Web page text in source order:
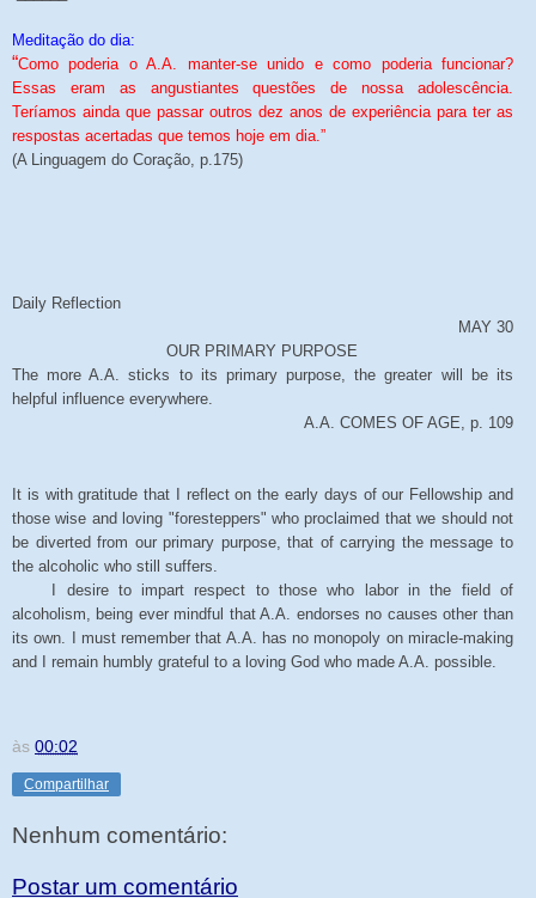
Meditação do dia:
“Como poderia o A.A. manter-se unido e como poderia funcionar?
Essas eram as angustiantes questões de nossa adolescência.
Teríamos ainda que passar outros dez anos de experiência para ter as
respostas acertadas que temos hoje em dia.”
(A Linguagem do Coração, p.175)
Daily Reflection
MAY 30
OUR PRIMARY PURPOSE
The more A.A. sticks to its primary purpose, the greater will be its
helpful influence everywhere.
A.A. COMES OF AGE, p. 109
It is with gratitude that I reflect on the early days of our Fellowship and
those wise and loving "foresteppers" who proclaimed that we should not
be diverted from our primary purpose, that of carrying the message to
the alcoholic who still suffers.
I desire to impart respect to those who labor in the field of
alcoholism, being ever mindful that A.A. endorses no causes other than
its own. I must remember that A.A. has no monopoly on miracle-making
and I remain humbly grateful to a loving God who made A.A. possible.
às 00:02
Compartilhar
Nenhum comentário:
Postar um comentário